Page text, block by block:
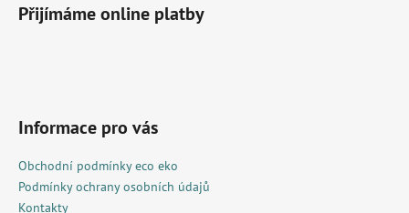
Přijímáme online platby
Informace pro vás
Obchodní podmínky eco eko
Podmínky ochrany osobních údajů
Kontakty